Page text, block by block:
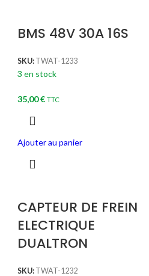
BMS 48V 30A 16S
SKU: TWAT-1233
3 en stock
35,00€ TTC
Ajouter au panier
CAPTEUR DE FREIN
ELECTRIQUE
DUALTRON
SKU: TWAT-1232